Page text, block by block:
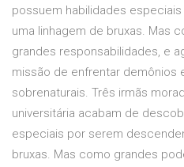
possuem habilidades
uma linhagem de bruxas. Mas
grandes responsabilidades, e
missão de enfrentar demônios
sobrenaturais. Três irmãs
universitária acabam de
especiais por serem
bruxas. Mas como grandes